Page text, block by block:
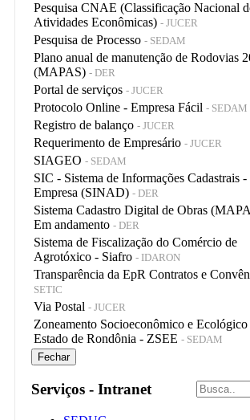
Pesquisa CNAE (Classificação Nacional
Atividades Econômicas) - JUCER
Pesquisa de Processo - SEDAM
Plano anual de manutenção de Rodovias
(MAPAS) - DER
Portal de serviços - JUCER
Protocolo Online - Empresa Fácil - SEDAM
Registro de balanço - JUCER
Requerimento de Empresário - JUCER
SIAGEO - SEDAM
SIC - Sistema de Informações Cadastrais -
Empresa (SINAD) - DER
Sistema Cadastro Digital de Obras
Em andamento - DER
Sistema de Fiscalização do Comércio de
Agrotóxico - Siafro - IDARON
Transparência da EpR Contratos e
SETIC
Via Postal - JUCER
Zoneamento Socioeconômico e
Estado de Rondônia - ZSEE - SEDAM
Fechar
Serviços - Intranet